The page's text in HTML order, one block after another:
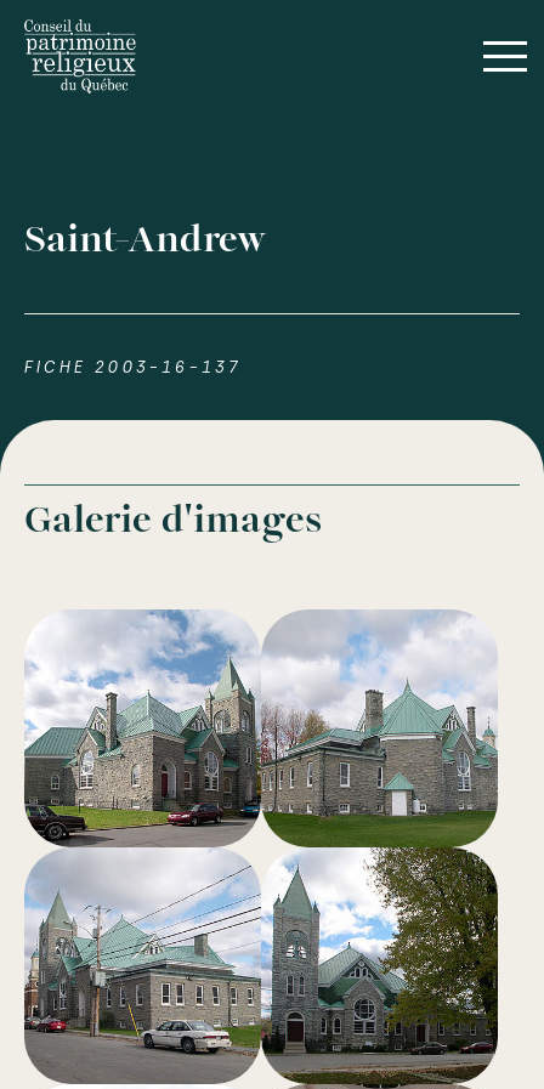
Saint-Andrew
FICHE 2003-16-137
Galerie d'images